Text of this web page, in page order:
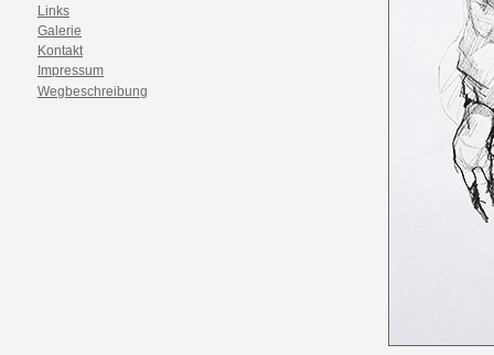
Links
Galerie
Kontakt
Impressum
Wegbeschreibung